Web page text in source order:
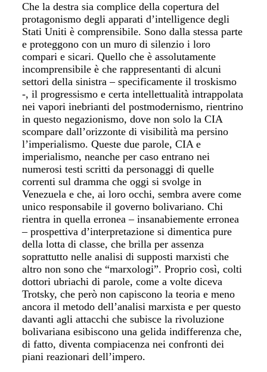
Che la destra sia complice della copertura del
protagonismo degli apparati d’intelligence degli
Stati Uniti è comprensibile. Sono dalla stessa parte
e proteggono con un muro di silenzio i loro
compari e sicari. Quello che è assolutamente
incomprensibile è che rappresentanti di alcuni
settori della sinistra – specificamente il troskismo
-, il progressismo e certa intellettualità intrappolata
nei vapori inebrianti del postmodernismo, rientrino
in questo negazionismo, dove non solo la CIA
scompare dall’orizzonte di visibilità ma persino
l’imperialismo. Queste due parole, CIA e
imperialismo, neanche per caso entrano nei
numerosi testi scritti da personaggi di quelle
correnti sul dramma che oggi si svolge in
Venezuela e che, ai loro occhi, sembra avere come
unico responsabile il governo bolivariano. Chi
rientra in quella erronea – insanabiemente erronea
– prospettiva d’interpretazione si dimentica pure
della lotta di classe, che brilla per assenza
soprattutto nelle analisi di supposti marxisti che
altro non sono che “marxologi”. Proprio così, colti
dottori ubriachi di parole, come a volte diceva
Trotsky, che però non capiscono la teoria e meno
ancora il metodo dell’analisi marxista e per questo
davanti agli attacchi che subisce la rivoluzione
bolivariana esibiscono una gelida indifferenza che,
di fatto, diventa compiacenza nei confronti dei
piani reazionari dell’impero.